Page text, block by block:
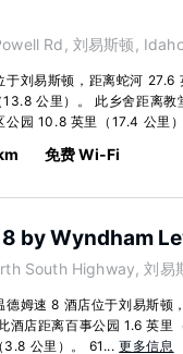
Rd, 刘易斯顿,
于刘易斯顿，距离蛇河
公里）。 此乡舍距离
公园 10.8 英里（17.4 公里
免费 Wi-Fi
by Wyndham
South Highway, 刘易
德姆速 8 酒店位于刘易斯顿
酒店距离百事公园 1.6 英里
3.8 公里）。 61...更多信息